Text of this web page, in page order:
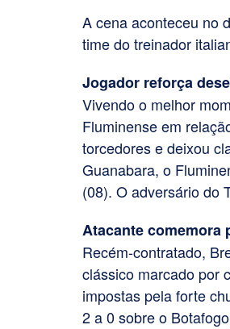
A cena aconteceu no
time do treinador
Jogador reforça
Vivendo o melhor
Fluminense em
torcedores e deixou
Guanabara, o
(08). O adversário do
Atacante comemora
Recém-contratado,
clássico marcado por
impostas pela forte
2 a 0 sobre o